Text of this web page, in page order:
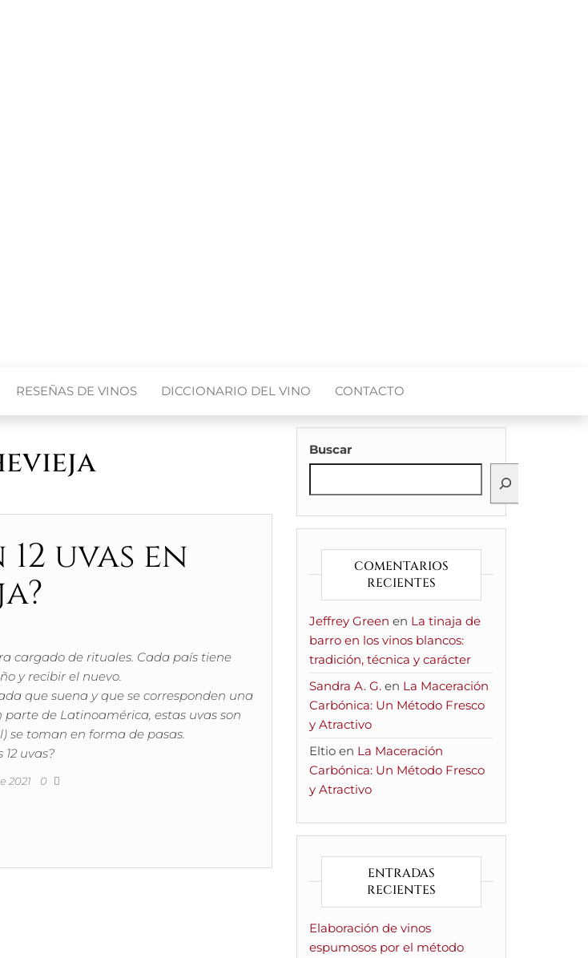
RESEÑAS DE VINOS DICCIONARIO DEL VINO CONTACTO
uvas en
cargado de rituales. Cada país tiene
y recibir el nuevo.
que suena y que se corresponden una
de Latinoamérica, estas uvas son
se toman en forma de pasas.
uvas?
2021 0
Buscar
COMENTARIOS
RECIENTES
Jeffrey Green en La tinaja de
barro en los vinos blancos:
tradición, técnica y carácter
Sandra A. G.en La Maceración
Carbónica: Un Método Fresco
y Atractivo
Eltioen La Maceración
Carbónica: Un Método Fresco
y Atractivo
ENTRADAS
RECIENTES
Elaboración de vinos
espumosos por el método